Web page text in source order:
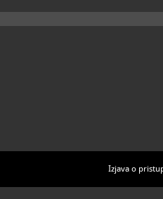
Izjava o